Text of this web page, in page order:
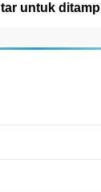
untuk